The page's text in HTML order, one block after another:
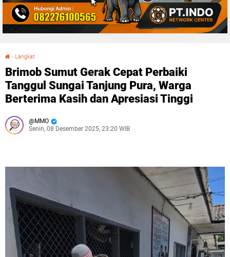
› Langkat
Brimob Sumut Gerak Cepat Perbaiki
Tanggul Sungai Tanjung Pura, Warga
Berterima Kasih dan Apresiasi Tinggi
MMO
Senin, 08 Desember 2025, 23:20 WIB